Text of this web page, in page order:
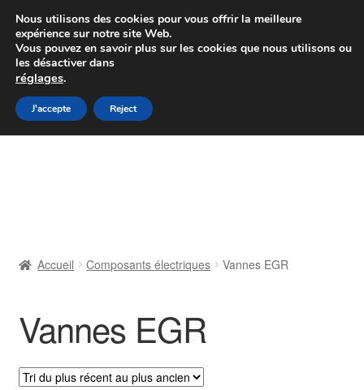
Colissimo livraison à partir de 7 EUR
Du lundi au vendredi de 9 h à 16 h
Aller
à
Aller
au
Livraison
Livraison internationale
Accueil Composants électriques Vannes EGR
Vannes EGR
Nous utilisons des cookies pour vous offrir la meilleure
expérience sur notre site Web.
Vous pouvez en savoir plus sur les cookies que nous utilisons ou
les désactiver dans
réglages.
J'accepte Reject